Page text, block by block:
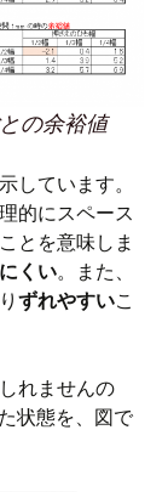
の余裕値
しています。
的にスペース
ことを意味しま
くい。また、
ずれやすいこ
れませんの
状態を、図で